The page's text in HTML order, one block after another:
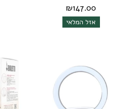
₪147.00
אזל המלאי